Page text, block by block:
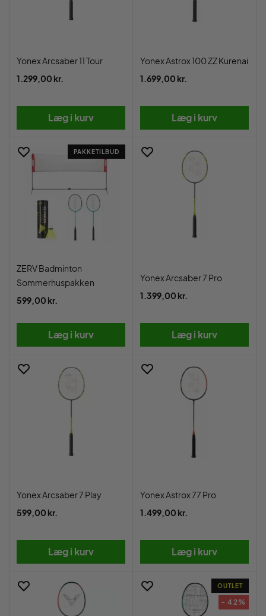
Yonex Arcsaber 11 Tour
1.299,00 kr.
Læg i kurv
Yonex Astrox 100 ZZ Kurenai
1.699,00 kr.
Læg i kurv
PAKKETILBUD
ZERV Badminton
Sommerhuspakken
599,00 kr.
Læg i kurv
Yonex Arcsaber 7 Pro
1.399,00 kr.
Læg i kurv
Yonex Arcsaber 7 Play
599,00 kr.
Læg i kurv
Yonex Astrox 77 Pro
1.499,00 kr.
Læg i kurv
OUTLET
- 42%